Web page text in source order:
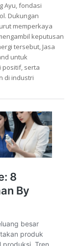
Ayu, fondasi
Dukungan
memperkaya
keputusan
tersebut, Jasa
untuk
positif, serta
di industri